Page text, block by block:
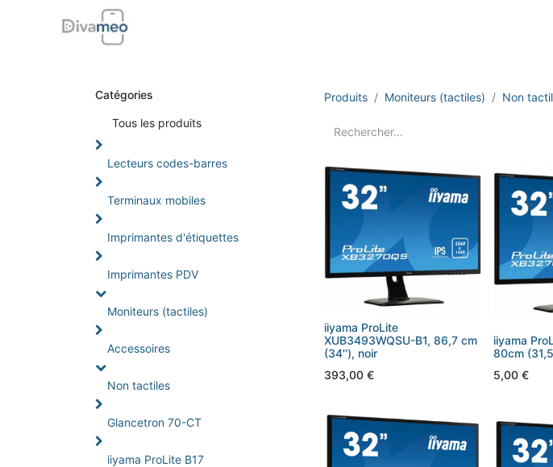
Catégories
Tous les produits
Lecteurs codes-barres
Terminaux mobiles
Imprimantes d'étiquettes
Imprimantes PDV
Moniteurs (tactiles)
Accessoires
Non tactiles
Glancetron 70-CT
iiyama ProLite B17
Produits Moniteurs (tactiles) Non
iiyama ProLite
XUB3493WQSU-B1, 86,7 cm
(34''), noir
393,00 €
iiyama
80cm
5,00 €